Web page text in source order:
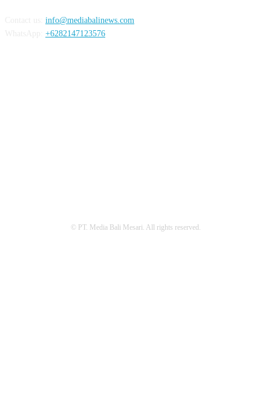
info@mediabalinews.com
+6282147123576
© PT. Media Bali Mesari. All rights reserved.